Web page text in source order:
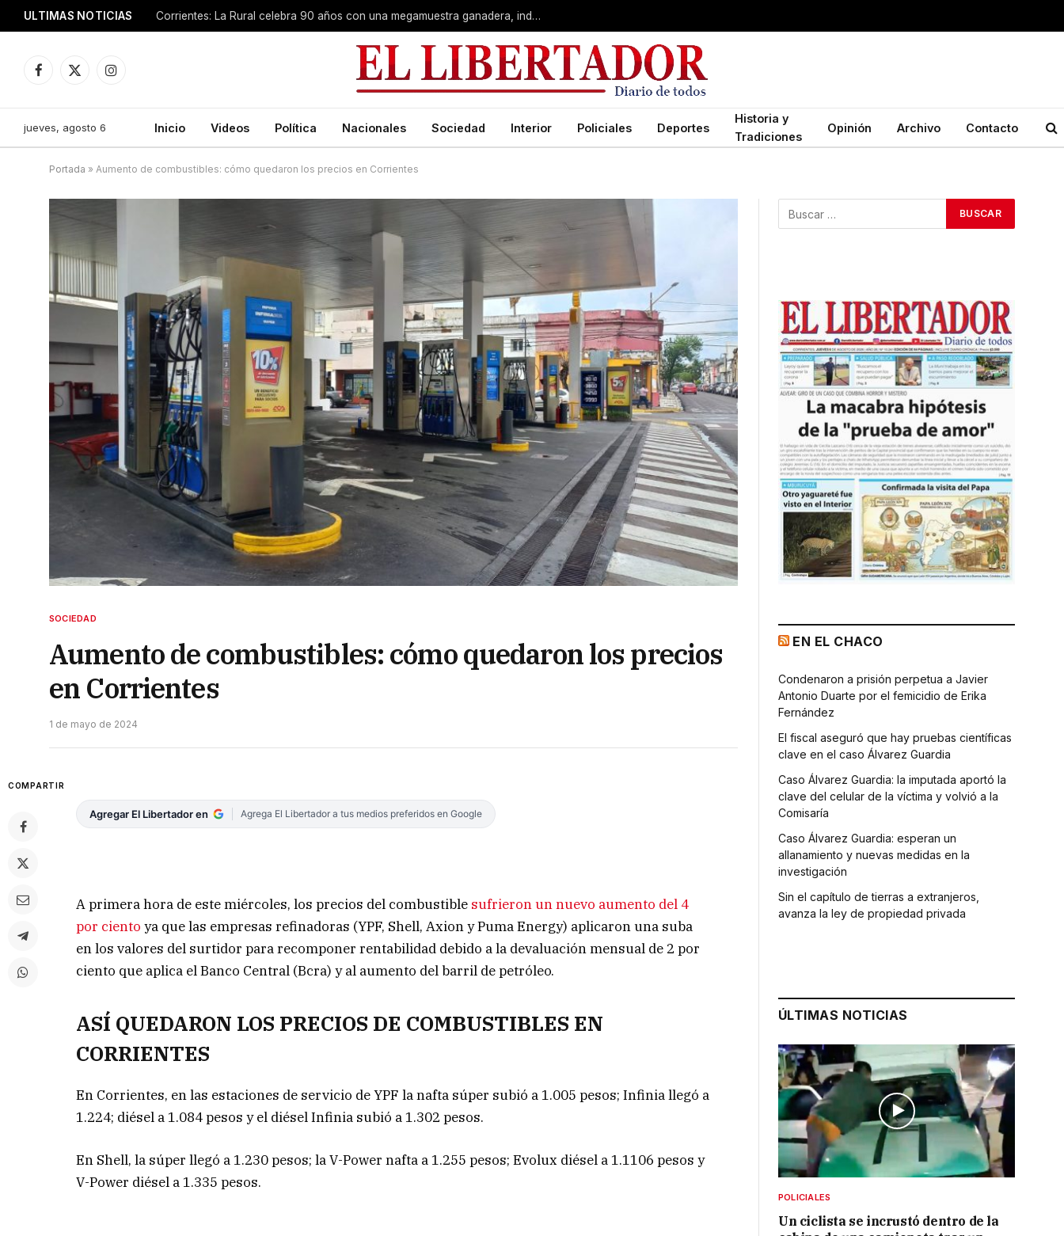
ULTIMAS NOTICIAS Corrientes: La Rural celebra 90 años con una megamuestra ganadera, industrial y artística
Facebook
X
Instagram
jueves, agosto 6 Inicio Videos Política Nacionales Sociedad Interior Policiales Deportes
Historia y
Tradiciones
Opinión Archivo Contacto
Portada » Aumento de combustibles: cómo quedaron los precios en Corrientes
SOCIEDAD
Aumento de combustibles: cómo quedaron los precios
en Corrientes
1 de mayo de 2024
COMPARTIR
Agregar El Libertador en Agrega El Libertador a tus medios preferidos en Google
A primera hora de este miércoles, los precios del combustible sufrieron un nuevo aumento del 4
por ciento ya que las empresas refinadoras (YPF, Shell, Axion y Puma Energy) aplicaron una suba
en los valores del surtidor para recomponer rentabilidad debido a la devaluación mensual de 2 por
ciento que aplica el Banco Central (Bcra) y al aumento del barril de petróleo.
ASÍ QUEDARON LOS PRECIOS DE COMBUSTIBLES EN
CORRIENTES
En Corrientes, en las estaciones de servicio de YPF la nafta súper subió a 1.005 pesos; Infinia llegó a
1.224; diésel a 1.084 pesos y el diésel Infinia subió a 1.302 pesos.
En Shell, la súper llegó a 1.230 pesos; la V-Power nafta a 1.255 pesos; Evolux diésel a 1.1106 pesos y
V-Power diésel a 1.335 pesos.
EN EL CHACO
Condenaron a prisión perpetua a Javier
Antonio Duarte por el femicidio de Erika
Fernández
El fiscal aseguró que hay pruebas científicas
clave en el caso Álvarez Guardia
Caso Álvarez Guardia: la imputada aportó la
clave del celular de la víctima y volvió a la
Comisaría
Caso Álvarez Guardia: esperan un
allanamiento y nuevas medidas en la
investigación
Sin el capítulo de tierras a extranjeros,
avanza la ley de propiedad privada
ÚLTIMAS NOTICIAS
POLICIALES
Un ciclista se incrustó dentro de la